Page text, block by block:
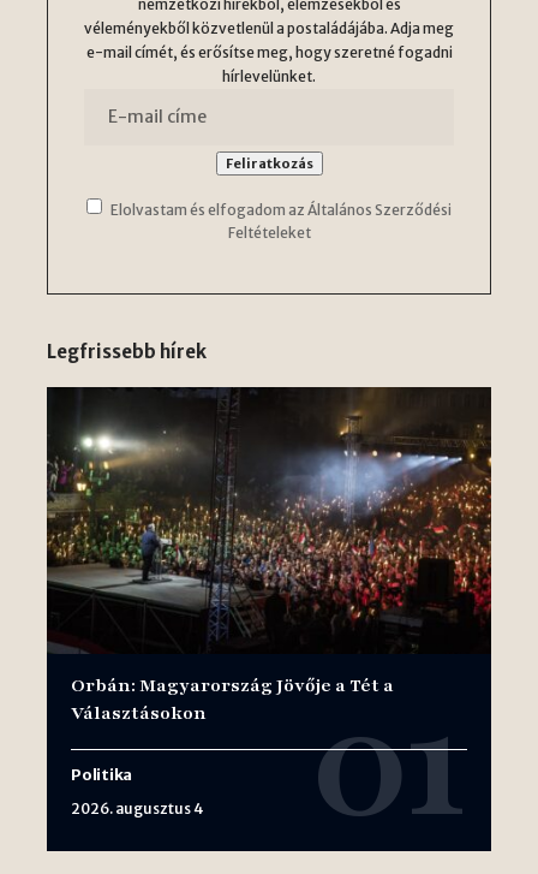
nemzetközi hírekből, elemzésekből és
véleményekből közvetlenül a postaládájába. Adja meg
e-mail címét, és erősítse meg, hogy szeretné fogadni
hírlevelünket.
Elolvastam és elfogadom az Általános Szerződési
Feltételeket
Legfrissebb hírek
Orbán: Magyarország Jövője a Tét a
Választásokon
Politika
2026. augusztus 4